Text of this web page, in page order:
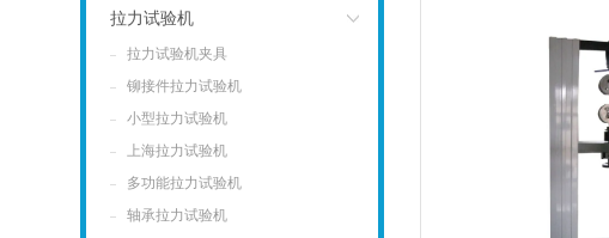
拉力试验机
拉力试验机夹具
铆接件拉力试验机
小型拉力试验机
上海拉力试验机
多功能拉力试验机
轴承拉力试验机